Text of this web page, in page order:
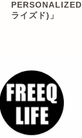
ライズド)」